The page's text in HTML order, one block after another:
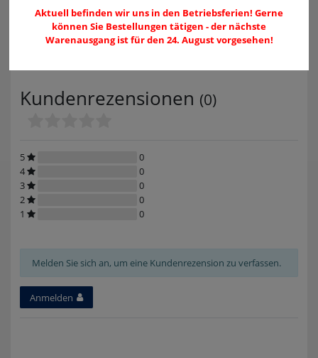
sports@uvex.de
004991197740
Konformitätserklärung
Download
Kundenrezensionen (0)
5
0
4
0
3
0
2
0
1
0
Melden Sie sich an, um eine Kundenrezension zu verfassen.
Anmelden
Aktuell befinden wir uns in den Betriebsferien! Gerne
können Sie Bestellungen tätigen - der nächste
Warenausgang ist für den 24. August vorgesehen!